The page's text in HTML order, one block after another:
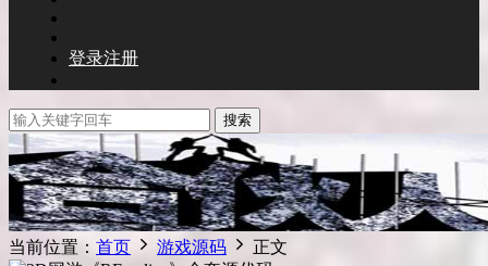
登录注册
搜索
当前位置： 首页 游戏源码 正文